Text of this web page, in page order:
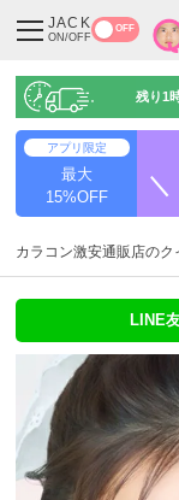
JACK
ON/OFF
OFF
残り1
アプリ限定
最大
15%OFF
カラコン激安通販店のク
LINE